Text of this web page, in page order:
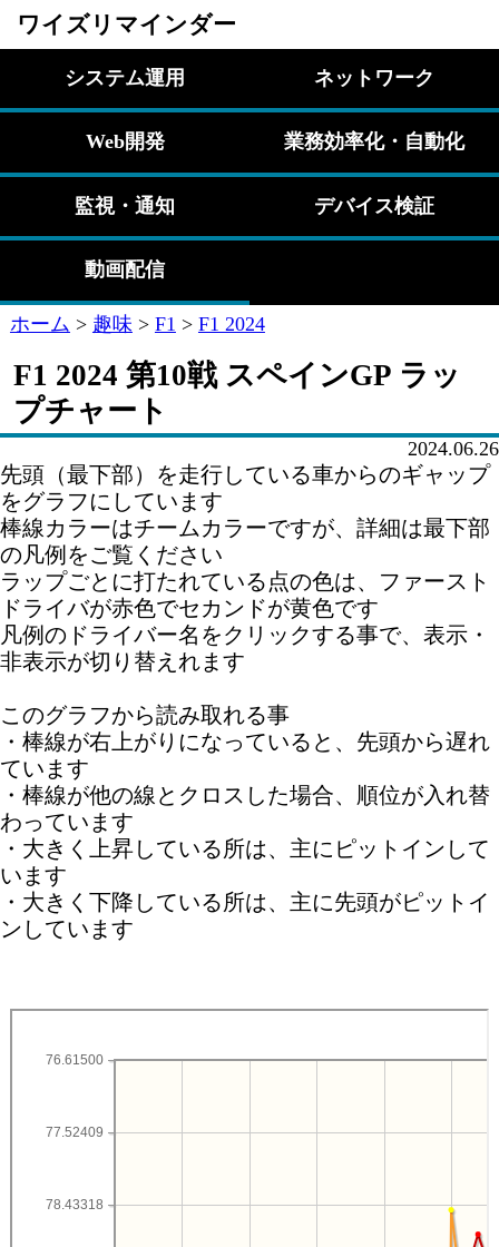
ワイズリマインダー
システム運用 ネットワーク
Web開発 業務効率化・自動化
監視・通知 デバイス検証
動画配信
ホーム > 趣味 > F1 > F1 2024
F1 2024 第10戦 スペインGP ラッ
プチャート
2024.06.26
先頭（最下部）を走行している車からのギャップ
をグラフにしています
棒線カラーはチームカラーですが、詳細は最下部
の凡例をご覧ください
ラップごとに打たれている点の色は、ファースト
ドライバが赤色でセカンドが黄色です
凡例のドライバー名をクリックする事で、表示・
非表示が切り替えれます
このグラフから読み取れる事
・棒線が右上がりになっていると、先頭から遅れ
ています
・棒線が他の線とクロスした場合、順位が入れ替
わっています
・大きく上昇している所は、主にピットインして
います
・大きく下降している所は、主に先頭がピットイ
ンしています